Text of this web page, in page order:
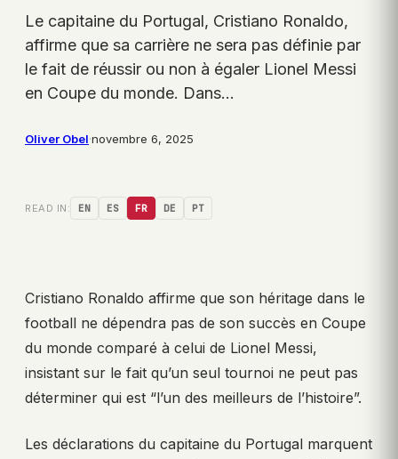
Le capitaine du Portugal, Cristiano Ronaldo,
affirme que sa carrière ne sera pas définie par
le fait de réussir ou non à égaler Lionel Messi
en Coupe du monde. Dans…
Oliver Obel·novembre 6, 2025
READ IN: EN ES FR DE PT
Cristiano Ronaldo affirme que son héritage dans le
football ne dépendra pas de son succès en Coupe
du monde comparé à celui de Lionel Messi,
insistant sur le fait qu’un seul tournoi ne peut pas
déterminer qui est “l’un des meilleurs de l’histoire”.
Les déclarations du capitaine du Portugal marquent